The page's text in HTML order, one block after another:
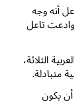
أنه وجه
وادعت تاعل
الثلاثة،
متبادلة.
يكون